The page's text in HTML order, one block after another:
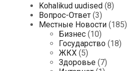
Kohalikud uudised (8)
Вопрос-Ответ (3)
Местные Новости (185)
Бизнес (10)
Государство (18)
ЖКХ (5)
Здоровье (7)